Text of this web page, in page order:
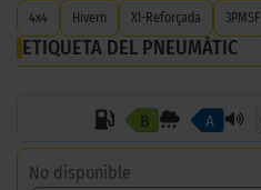
4x4 Hivern Xl-Reforçada 3PMSF
ETIQUETA DEL PNEUMÀTIC
B A
No disponible